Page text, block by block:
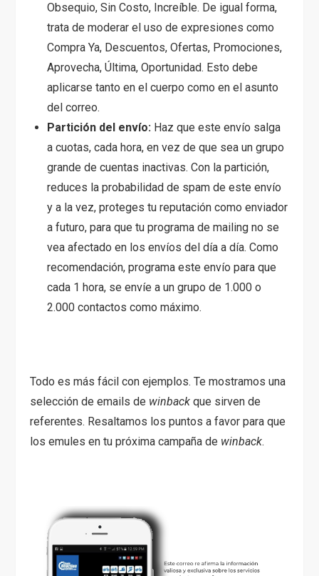
Obsequio, Sin Costo, Increíble. De igual forma,
trata de moderar el uso de expresiones como
Compra Ya, Descuentos, Ofertas, Promociones,
Aprovecha, Última, Oportunidad. Esto debe
aplicarse tanto en el cuerpo como en el asunto
del correo.
Partición del envío: Haz que este envío salga
a cuotas, cada hora, en vez de que sea un grupo
grande de cuentas inactivas. Con la partición,
reduces la probabilidad de spam de este envío
y a la vez, proteges tu reputación como enviador
a futuro, para que tu programa de mailing no se
vea afectado en los envíos del día a día. Como
recomendación, programa este envío para que
cada 1 hora, se envíe a un grupo de 1.000 o
2.000 contactos como máximo.
Todo es más fácil con ejemplos. Te mostramos una
selección de emails de winback que sirven de
referentes. Resaltamos los puntos a favor para que
los emules en tu próxima campaña de winback.